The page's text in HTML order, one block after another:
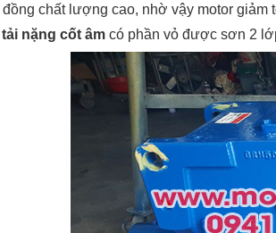
chất lượng cao, nhờ vậy motor giảm
nặng cốt âm có phần vỏ được sơn 2